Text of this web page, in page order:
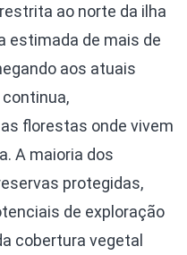
ao norte da ilha
estimada de mais de
aos atuais
florestas onde vivem
A maioria dos
protegidas,
de exploração
cobertura vegetal